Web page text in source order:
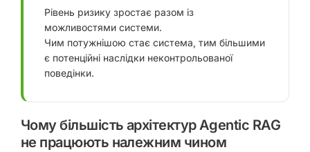
Рівень ризику зростає разом із
можливостями системи.
Чим потужнішою стає система, тим більшими
є потенційні наслідки неконтрольованої
поведінки.
Чому більшість архітектур Agentic RAG
не працюють належним чином